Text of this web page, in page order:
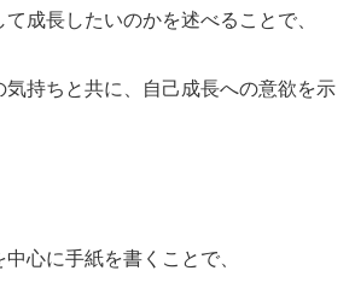
成長したいのかを述べることで、
気持ちと共に、自己成長への意欲を示
心に手紙を書くことで、